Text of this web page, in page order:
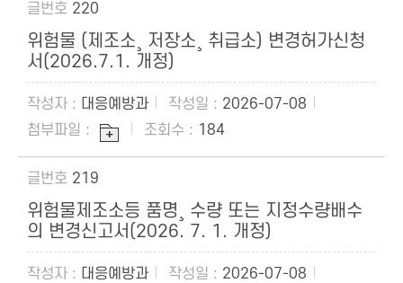
220
위험물 (제조소¸ 저장소¸ 취급소) 변경허가신청
서(2026.7.1. 개정)
대응예방과
2026-07-08
184
219
위험물제조소등 품명¸ 수량 또는 지정수량배수
의 변경신고서(2026. 7. 1. 개정)
대응예방과
2026-07-08